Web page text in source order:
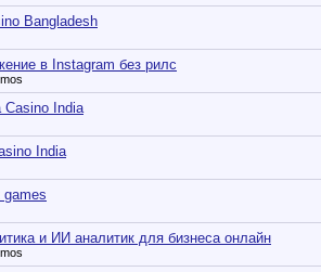
Bangladesh
в Instagram без рилс
Casino India
India
games
и ИИ аналитик для бизнеса онлайн